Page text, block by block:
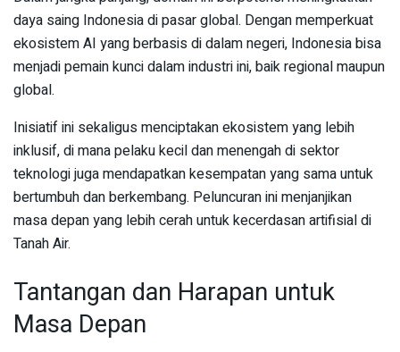
daya saing Indonesia di pasar global. Dengan memperkuat
ekosistem AI yang berbasis di dalam negeri, Indonesia bisa
menjadi pemain kunci dalam industri ini, baik regional maupun
global.
Inisiatif ini sekaligus menciptakan ekosistem yang lebih
inklusif, di mana pelaku kecil dan menengah di sektor
teknologi juga mendapatkan kesempatan yang sama untuk
bertumbuh dan berkembang. Peluncuran ini menjanjikan
masa depan yang lebih cerah untuk kecerdasan artifisial di
Tanah Air.
Tantangan dan Harapan untuk
Masa Depan